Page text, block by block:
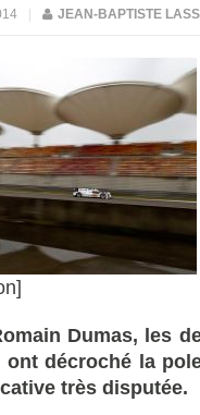
JEAN-BAPTISTE
Dumas, les
ont décroché la
très disputée.